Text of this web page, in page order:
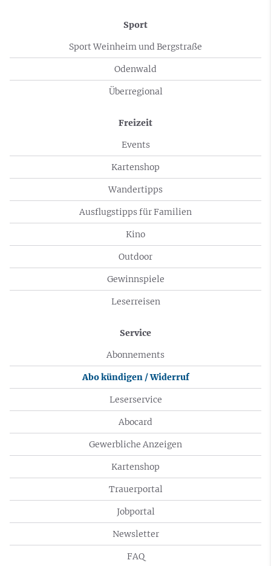
Sport
Sport Weinheim und Bergstraße
Odenwald
Überregional
Freizeit
Events
Kartenshop
Wandertipps
Ausflugstipps für Familien
Kino
Outdoor
Gewinnspiele
Leserreisen
Service
Abonnements
Abo kündigen / Widerruf
Leserservice
Abocard
Gewerbliche Anzeigen
Kartenshop
Trauerportal
Jobportal
Newsletter
FAQ